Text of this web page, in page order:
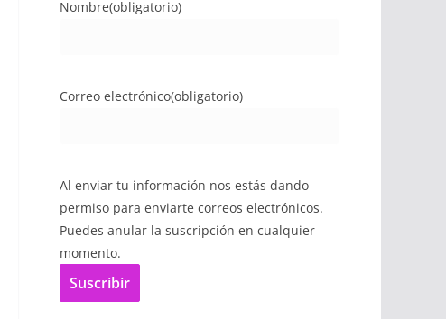
Nombre(obligatorio)
Correo electrónico(obligatorio)
Al enviar tu información nos estás dando
permiso para enviarte correos electrónicos.
Puedes anular la suscripción en cualquier
momento.
Suscribir